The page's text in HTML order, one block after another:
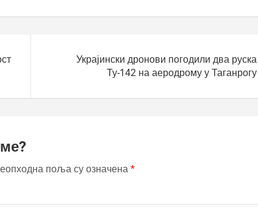
Украјински дронови погодили два руска
Ту-142 на аеродрому у Таганрогу
поља су означена *